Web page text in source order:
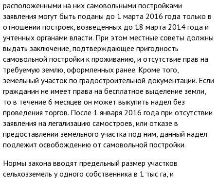
расположенными на них самовольными постройками
заявления могут быть поданы до 1 марта 2016 года только в
отношении построек, возведенных до 18 марта 2014 года и
учтенных органами власти. При этом местные советы должны
выдать заключение, подтверждающее пригодность
самовольной постройки к проживанию, и отсутствие прав на
требуемую землю, оформленных ранее. Кроме того,
земельный участок по градостроительной документации. Если
гражданин не имеет права на бесплатное выделение земли,
то в течение 6 месяцев он может выкупить надел без
проведения торгов. После 1 января 2016 года при отсутствии
заявления на легализацию самостроев, или отказе в
предоставлении земельного участка под ним, данный надел
подлежит освобождению от самовольной постройки.
Нормы закона вводят предельный размер участков
сельхозземель у одного собственника в 1 тыс га, и